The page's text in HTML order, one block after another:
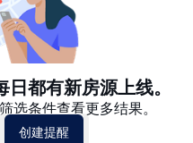
都有新房源上线。
选条件查看更多结果。
创建提醒